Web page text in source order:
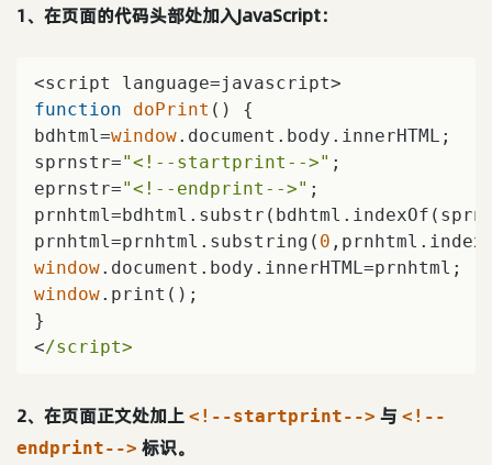
1、在页面的代码头部处加入JavaScript：
function
doPrint ( ) {
bdhtml=window.document.body.innerHTML;
sprnstr="<!--startprint-->" ;
eprnstr="<!--endprint-->" ;
prnhtml=prnhtml.substring( 0
window
window.print();
}
</script>
2、在页面正文处加上 <!--startprint--> 与 <!--
endprint--> 标识。